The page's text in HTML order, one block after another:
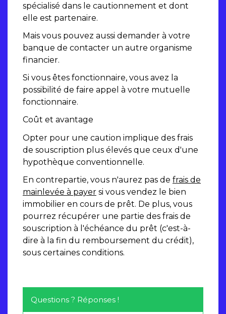
spécialisé dans le cautionnement et dont
elle est partenaire.
Mais vous pouvez aussi demander à votre
banque de contacter un autre organisme
financier.
Si vous êtes fonctionnaire, vous avez la
possibilité de faire appel à votre mutuelle
fonctionnaire.
Coût et avantage
Opter pour une caution implique des frais
de souscription plus élevés que ceux d'une
hypothèque conventionnelle.
En contrepartie, vous n'aurez pas de frais de
mainlevée à payer si vous vendez le bien
immobilier en cours de prêt. De plus, vous
pourrez récupérer une partie des frais de
souscription à l'échéance du prêt (c'est-à-
dire à la fin du remboursement du crédit),
sous certaines conditions.
Questions ? Réponses !